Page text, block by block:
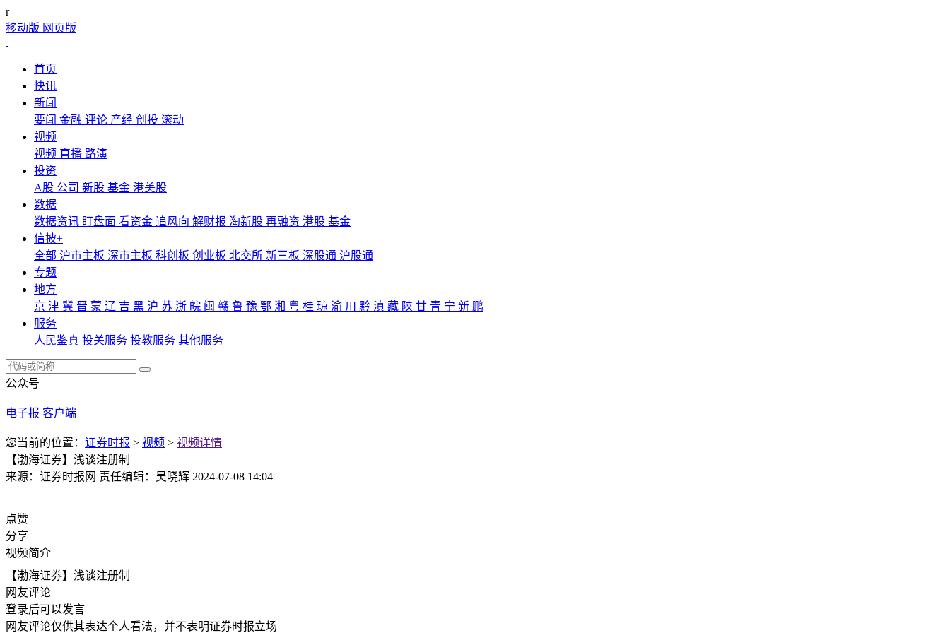
r
移动版 网页版
首页
快讯
新闻
要闻 金融 评论 产经 创投 滚动
视频
视频 直播 路演
投资
A股 公司 新股 基金 港美股
数据
数据资讯 盯盘面 看资金 追风向 解财报 淘新股 再融资 港股 基金
信披+
全部 沪市主板 深市主板 科创板 创业板 北交所 新三板 深股通 沪股通
专题
地方
京 津 冀 晋 蒙 辽 吉 黑 沪 苏 浙 皖 闽 赣 鲁 豫 鄂 湘 粤 桂 琼 渝 川 黔 滇 藏 陕 甘 青 宁 新 鹏
服务
人民鉴真 投关服务 投教服务 其他服务
公众号
电子报 客户端
您当前的位置： 证券时报 > 视频 > 视频详情
【渤海证券】浅谈注册制
来源：证券时报网 责任编辑：吴晓辉 2024-07-08 14:04
点赞
分享
视频简介
【渤海证券】浅谈注册制
网友评论
登录后可以发言
网友评论仅供其表达个人看法，并不表明证券时报立场